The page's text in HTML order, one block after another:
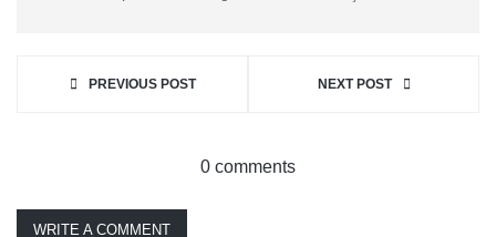
PREVIOUS POST NEXT POST
0 comments
WRITE A COMMENT